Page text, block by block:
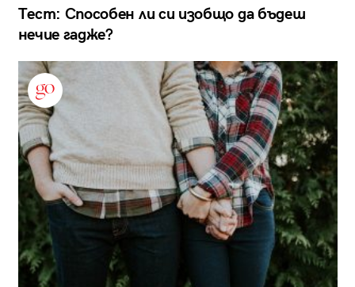
Тест: Способен ли си изобщо да бъдеш
нечие гадже?